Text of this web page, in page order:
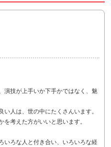
演技が上手いか下手かではなく、魅
人は、世の中にたくさんいます。
考えた方がいいと思います。
いろな人と付き合い、いろいろな経